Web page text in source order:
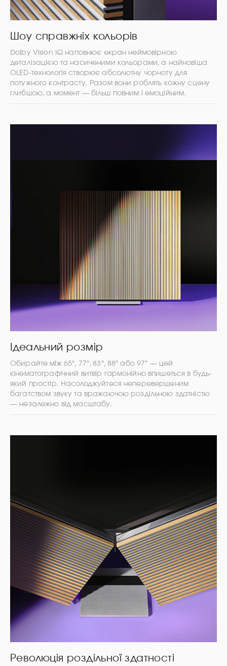
Шоу справжніх кольорів
Dolby Vision IQ наповнює екран неймовірною
деталізацією та насиченими кольорами, а найновіша
OLED-технологія створює абсолютну чорноту для
потужного контрасту. Разом вони роблять кожну сцену
глибшою, а момент — більш повним і емоційним.
Ідеальний розмір
Обирайте між 65″, 77″, 83″, 88″ або 97″ — цей
кінематографічний витвір гармонійно впишеться в будь-
який простір. Насолоджуйтеся неперевершеним
багатством звуку та вражаючою роздільною здатністю
— незалежно від масштабу.
Революція роздільної здатності